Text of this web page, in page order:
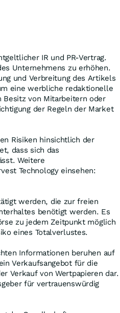
IR und PR-Vertrag.
Unternehmens zu erhöhen.
und Verbreitung des Artikels
eine werbliche redaktionelle
Besitz von Mitarbeitern oder
der Regeln der Market
Risiken hinsichtlich der
dass sich das
Weitere
Technology einsehen:
werden, die zur freien
benötigt werden. Es
zu jedem Zeitpunkt möglich
eines Totalverlustes.
Informationen beruhen auf
Verkaufsangebot für die
Verkauf von Wertpapieren dar.
für vertrauenswürdig